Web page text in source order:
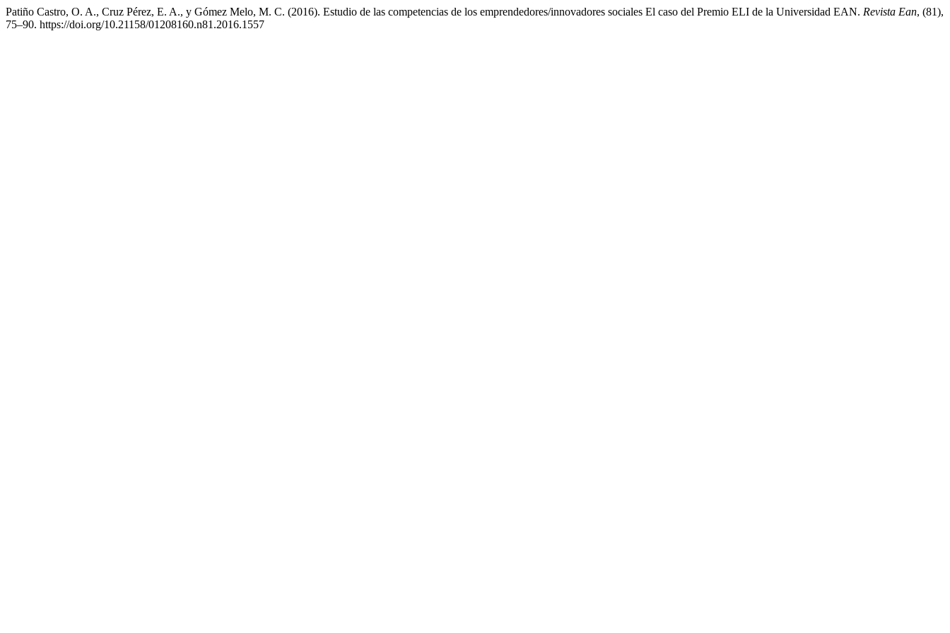
Patiño Castro, O. A., Cruz Pérez, E. A., y Gómez Melo, M. C. (2016). Estudio de las competencias de los emprendedores/innovadores sociales El caso del Premio ELI de la Universidad EAN. Revista Ean, (81),
75–90. https://doi.org/10.21158/01208160.n81.2016.1557